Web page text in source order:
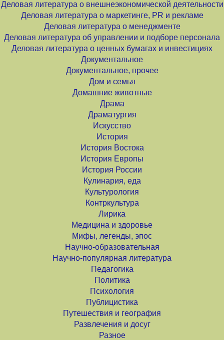
Деловая литература о внешнеэкономической деятельности
Деловая литература о маркетинге, PR и рекламе
Деловая литература о менеджменте
Деловая литература об управлении и подборе персонала
Деловая литература о ценных бумагах и инвестициях
Документальное
Документальное, прочее
Дом и семья
Домашние животные
Драма
Драматургия
Искусство
История
История Востока
История Европы
История России
Кулинария, еда
Культурология
Контркультура
Лирика
Медицина и здоровье
Мифы, легенды, эпос
Научно-образовательная
Научно-популярная литература
Педагогика
Политика
Психология
Публицистика
Путешествия и география
Развлечения и досуг
Разное